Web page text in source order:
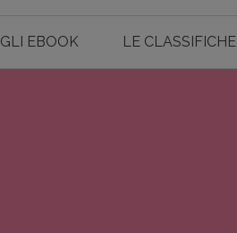
GLI EBOOK LE CLASSIFICHE